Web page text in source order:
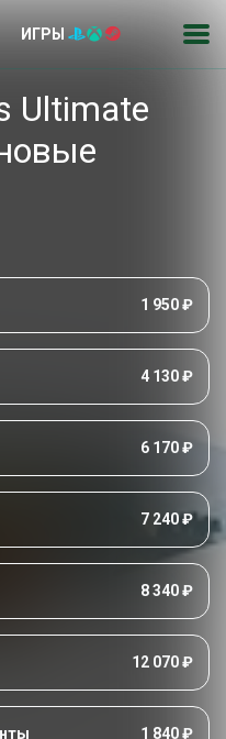
ИГРЫ
Ultimate
1 950 ₽
4 130 ₽
6 170 ₽
7 240 ₽
8 340 ₽
12 070 ₽
1 840 ₽